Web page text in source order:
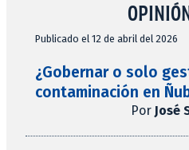
Publicado el 12 de abril del 2026
¿Gobernar o solo
contaminación en
Por José